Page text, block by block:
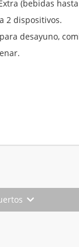
(bebidas
2 dispositivos.
desayuno,